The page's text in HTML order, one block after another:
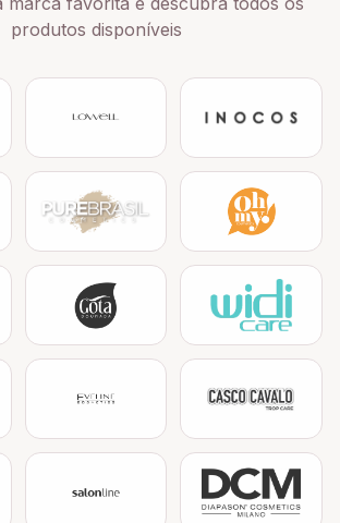
produtos disponíveis